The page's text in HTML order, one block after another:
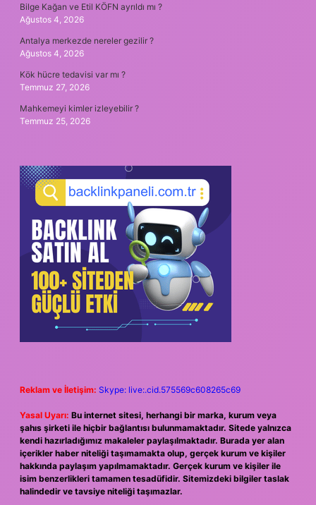
Bilge Kağan ve Etil KÖFN ayrıldı mı ?
Ağustos 4, 2026
Antalya merkezde nereler gezilir ?
Ağustos 4, 2026
Kök hücre tedavisi var mı ?
Temmuz 27, 2026
Mahkemeyi kimler izleyebilir ?
Temmuz 25, 2026
Reklam ve İletişim: Skype: live:.cid.575569c608265c69
Yasal Uyarı: Bu internet sitesi, herhangi bir marka, kurum veya
şahıs şirketi ile hiçbir bağlantısı bulunmamaktadır. Sitede yalnızca
kendi hazırladığımız makaleler paylaşılmaktadır. Burada yer alan
içerikler haber niteliği taşımamakta olup, gerçek kurum ve kişiler
hakkında paylaşım yapılmamaktadır. Gerçek kurum ve kişiler ile
isim benzerlikleri tamamen tesadüfidir. Sitemizdeki bilgiler taslak
halindedir ve tavsiye niteliği taşımazlar.